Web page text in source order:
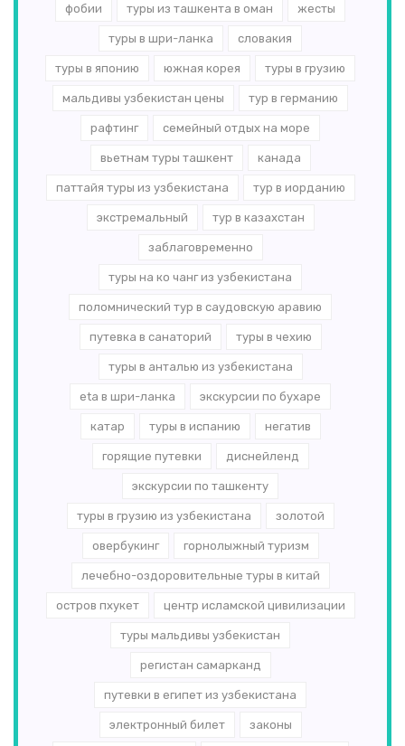
фобии туры из ташкента в оман жесты
туры в шри-ланка словакия
туры в японию южная корея туры в грузию
мальдивы узбекистан цены тур в германию
рафтинг семейный отдых на море
вьетнам туры ташкент канада
паттайя туры из узбекистана тур в иорданию
экстремальный тур в казахстан
заблаговременно
туры на ко чанг из узбекистана
поломнический тур в саудовскую аравию
путевка в санаторий туры в чехию
туры в анталью из узбекистана
eta в шри-ланка экскурсии по бухаре
катар туры в испанию негатив
горящие путевки диснейленд
экскурсии по ташкенту
туры в грузию из узбекистана золотой
овербукинг горнолыжный туризм
лечебно-оздоровительные туры в китай
остров пхукет центр исламской цивилизации
туры мальдивы узбекистан
регистан самарканд
путевки в египет из узбекистана
электронный билет законы